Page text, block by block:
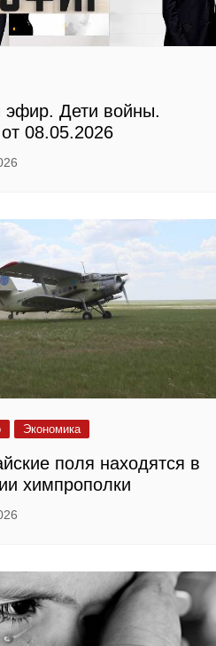
Дети войны.
08.05.2026
Экономика
поля находятся в
химпрополки